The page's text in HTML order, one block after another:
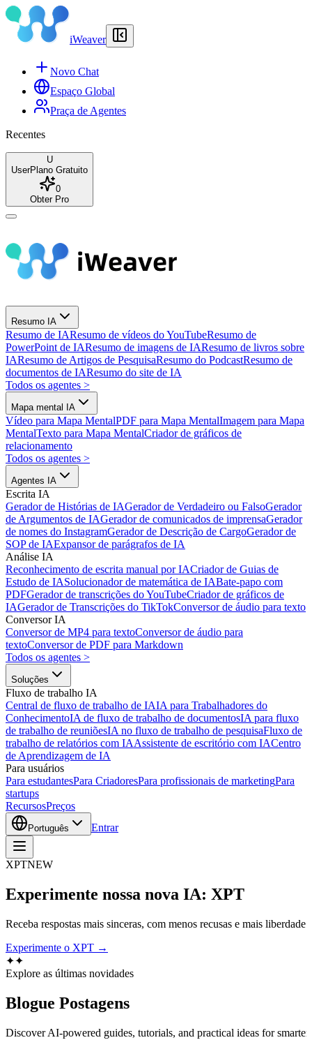
iWeaver
Novo Chat
Espaço Global
Praça de Agentes
Recentes
U
UserPlano Gratuito
0
Obter Pro
Resumo IA
Resumo de IAResumo de vídeos do YouTubeResumo de
PowerPoint de IAResumo de imagens de IAResumo de livros sobre
IAResumo de Artigos de PesquisaResumo do PodcastResumo de
documentos de IAResumo do site de IA
Todos os agentes >
Mapa mental IA
Vídeo para Mapa MentalPDF para Mapa MentalImagem para Mapa
MentalTexto para Mapa MentalCriador de gráficos de
relacionamento
Todos os agentes >
Agentes IA
Escrita IA
Gerador de Histórias de IAGerador de Verdadeiro ou FalsoGerador
de Argumentos de IAGerador de comunicados de imprensaGerador
de nomes do InstagramGerador de Descrição de CargoGerador de
SOP de IAExpansor de parágrafos de IA
Análise IA
Reconhecimento de escrita manual por IACriador de Guias de
Estudo de IASolucionador de matemática de IABate-papo com
PDFGerador de transcrições do YouTubeCriador de gráficos de
IAGerador de Transcrições do TikTokConversor de áudio para texto
Conversor IA
Conversor de MP4 para textoConversor de áudio para
textoConversor de PDF para Markdown
Todos os agentes >
Soluções
Fluxo de trabalho IA
Central de fluxo de trabalho de IAIA para Trabalhadores do
ConhecimentoIA de fluxo de trabalho de documentosIA para fluxo
de trabalho de reuniõesIA no fluxo de trabalho de pesquisaFluxo de
trabalho de relatórios com IAAssistente de escritório com IACentro
de Aprendizagem de IA
Para usuários
Para estudantesPara CriadoresPara profissionais de marketingPara
startups
RecursosPreços
Português Entrar
XPTNEW
Experimente nossa nova IA: XPT
Receba respostas mais sinceras, com menos recusas e mais
Experimente o XPT →
✦✦
Explore as últimas novidades
Blogue Postagens
Discover AI-powered guides, tutorials, and practical ideas for